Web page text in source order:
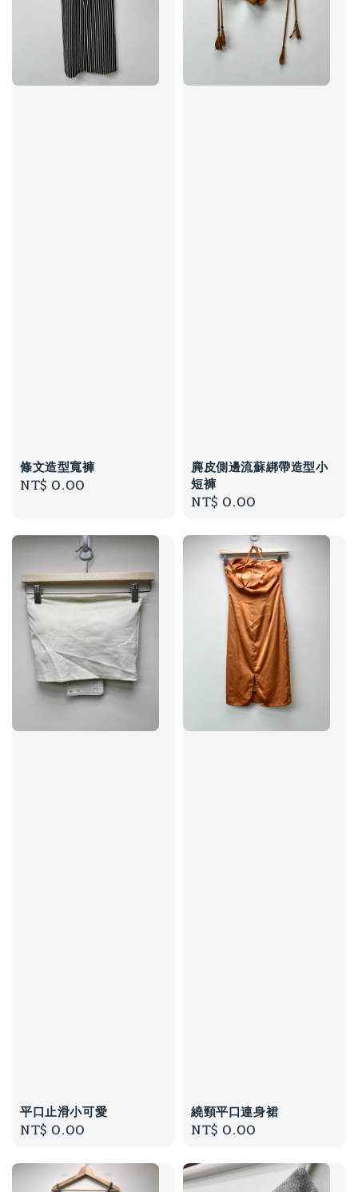
條文造型寬褲
Regular
NT$ 0.00
麂皮側邊流蘇綁帶造型小
短褲
Regular
NT$ 0.00
平口止滑小可愛
Regular
NT$ 0.00
繞頸平口連身裙
Regular
NT$ 0.00